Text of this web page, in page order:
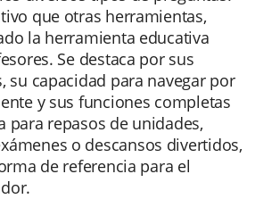
que otras herramientas,
la herramienta educativa
Se destaca por sus
su capacidad para navegar por
y sus funciones completas
para repasos de unidades,
o descansos divertidos,
de referencia para el